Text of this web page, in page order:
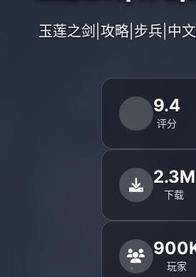
玉莲之剑|攻略|步兵|中
9.4
评分
2.3M
下载
玩家